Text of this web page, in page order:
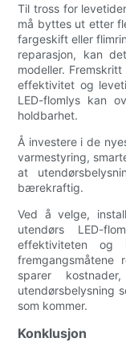
Til tross for
må byttes ut etter
fargeskift eller
reparasjon, kan
modeller.
effektivitet og
LED-flomlys kan
holdbarhet.
Å investere i de
varmestyring,
at
bærekraftig.
Ved å velge,
utendørs LED-
effektiviteten og
fremgangsmåtene
sparer
utendørsbelysning
som kommer.
Konklusjon